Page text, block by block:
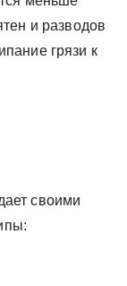
и разводов
грязи к
своими